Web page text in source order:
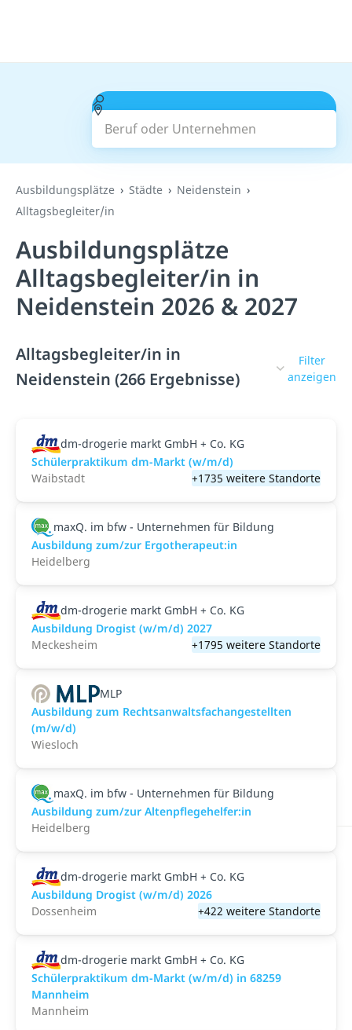
Beruf oder Unternehmen
Suchen
Ausbildungsplätze Städte
Neidenstein
Alltagsbegleiter/in
Ausbildungsplätze
Alltagsbegleiter/in in
Neidenstein 2026 & 2027
Alltagsbegleiter/in in
Neidenstein (266 Ergebnisse)
Filter
anzeigen
dm-drogerie markt GmbH + Co. KG
Schülerpraktikum dm-Markt (w/m/d)
Waibstadt
+1735 weitere Standorte
maxQ. im bfw - Unternehmen für Bildung
Ausbildung zum/zur Ergotherapeut:in
Heidelberg
dm-drogerie markt GmbH + Co. KG
Ausbildung Drogist (w/m/d) 2027
Meckesheim
+1795 weitere Standorte
MLP
Ausbildung zum Rechtsanwaltsfachangestellten
(m/w/d)
Wiesloch
maxQ. im bfw - Unternehmen für Bildung
Ausbildung zum/zur Altenpflegehelfer:in
Heidelberg
dm-drogerie markt GmbH + Co. KG
Ausbildung Drogist (w/m/d) 2026
Dossenheim
+422 weitere Standorte
dm-drogerie markt GmbH + Co. KG
Schülerpraktikum dm-Markt (w/m/d) in 68259
Mannheim
Mannheim